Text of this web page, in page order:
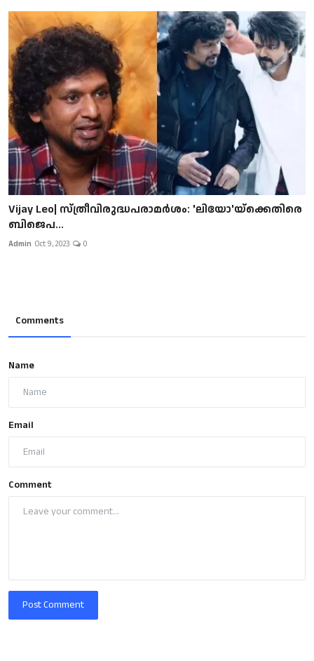
Vijay Leo| സ്ത്രീവിരുദ്ധപരാമർശം: 'ലിയോ'യ്ക്കെതിരെ
ബിജെപ...
Admin Oct 9, 2023 0
Comments
Name
Email
Comment
Post Comment